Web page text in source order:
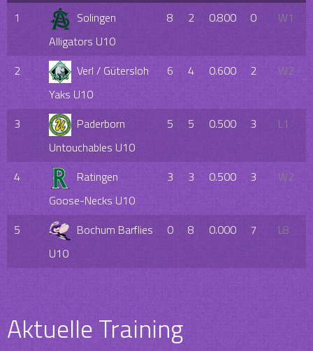
1
Solingen
Alligators U10
8 2 0.800 0 W1
2
Verl / Gütersloh
Yaks U10
6 4 0.600 2 W2
3
Paderborn
Untouchables U10
5 5 0.500 3 L1
4
Ratingen
Goose-Necks U10
3 3 0.500 3 W2
5
Bochum Barflies
U10
0 8 0.000 7 L8
Aktuelle Training